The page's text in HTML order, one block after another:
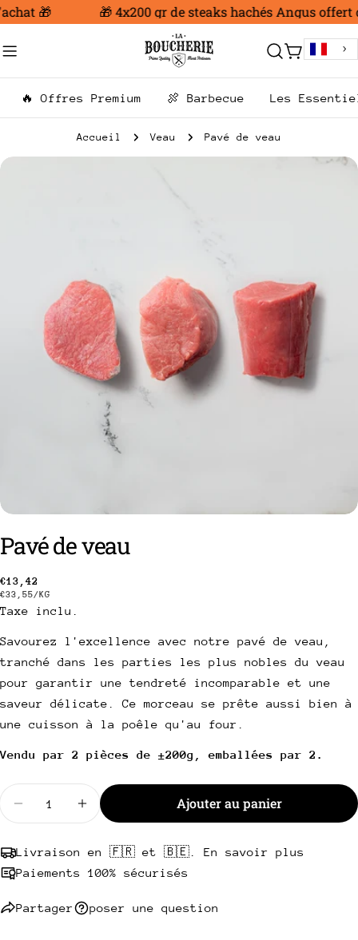
Aller
contenu
🎁 🎁 4x200 gr de steaks hachés Angus offert
Chariot
🔥 Offres Premium 🍖 Barbecue Les
Accueil Veau Pavé de veau
Passer
le média 0 en mode modal
Pavé de veau
Prix
habituel
€13,42
PRIX
UNITAIRE
€33,55/PAR
KG
Taxe inclu.
Savourez l'excellence avec notre pavé de veau,
tranché dans les parties les plus nobles du veau
pour garantir une tendreté incomparable et une
saveur délicate. Ce morceau se prête aussi bien à
une cuisson à la poêle qu'au four.
Vendu par 2 pièces de ±200g, emballées par 2.
Diminuer la quantité pour Pavé de veau
Augmenter la quantité pour Pavé de veau
Ajouter au panier
Livraison en 🇫🇷 et 🇧🇪. En savoir plus
Paiements 100% sécurisés
Partager
Partager ce produit
Partager
Partager
Facebook
PartagerÉpingler
Pinterest
poser une question
Votre
Votre
message
Les champs marqués * sont obligatoires.
Envoyer une question